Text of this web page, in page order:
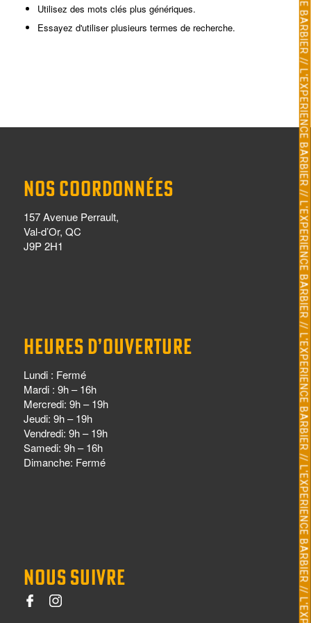
Utilisez des mots clés plus génériques.
Essayez d'utiliser plusieurs termes de recherche.
NOS COORDONNÉES
157 Avenue Perrault,
Val-d’Or, QC
J9P 2H1
HEURES D’OUVERTURE
Lundi : Fermé
Mardi : 9h – 16h
Mercredi: 9h – 19h
Jeudi: 9h – 19h
Vendredi: 9h – 19h
Samedi: 9h – 16h
Dimanche: Fermé
NOUS SUIVRE